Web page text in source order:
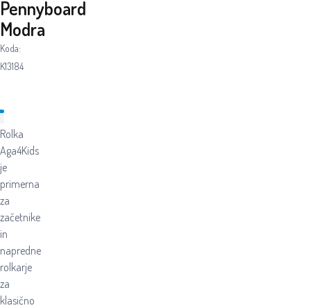
Pennyboard
Modra
Koda:
K13184
Rolka
Aga4Kids
je
primerna
za
začetnike
in
napredne
rolkarje
za
klasično